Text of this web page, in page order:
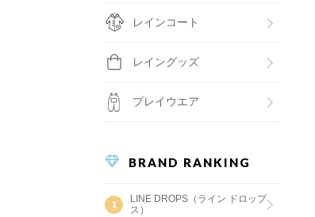
レインコート
レイングッズ
プレイウエア
BRAND RANKING
LINE DROPS（ライン ドロップ
ス）